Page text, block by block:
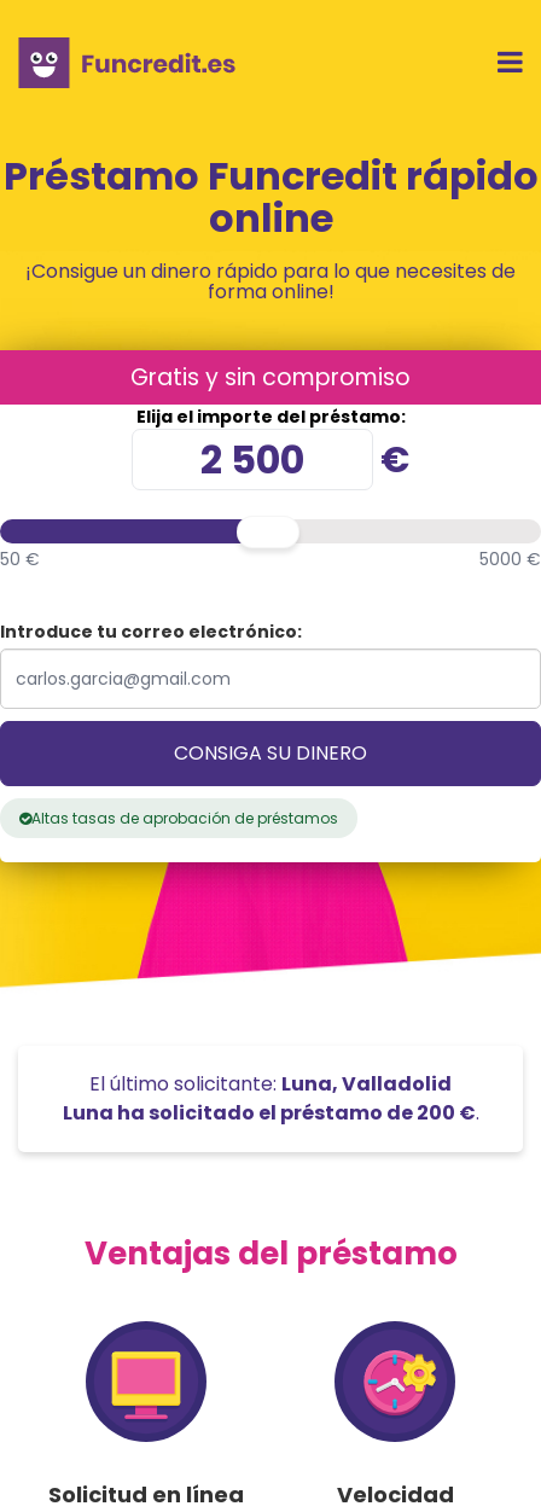
Préstamo Funcredit rápido
online
¡Consigue un dinero rápido para lo que necesites de
forma online!
Gratis y sin compromiso
Elija el importe del préstamo:
€
50 € 5000 €
Introduce tu correo electrónico:
CONSIGA SU DINERO
Altas tasas de aprobación de préstamos
El último solicitante: Luna,Valladolid
Luna ha solicitado el préstamo de200 €.
Ventajas del préstamo
Solicitud en línea Velocidad